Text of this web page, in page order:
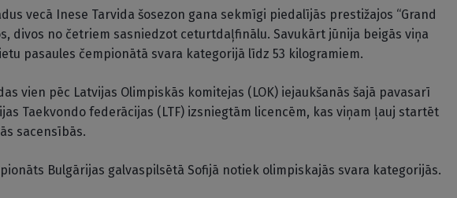
vecā Inese Tarvida šosezon gana sekmīgi piedalījās prestižajos “Grand
divos no četriem sasniedzot ceturtdaļfinālu. Savukārt jūnija beigās viņa
pasaules čempionātā svara kategorijā līdz 53 kilogramiem.
vien pēc Latvijas Olimpiskās komitejas (LOK) iejaukšanās šajā pavasarī
Taekvondo federācijas (LTF) izsniegtām licencēm, kas viņam ļauj startēt
sacensībās.
Bulgārijas galvaspilsētā Sofijā notiek olimpiskajās svara kategorijās.